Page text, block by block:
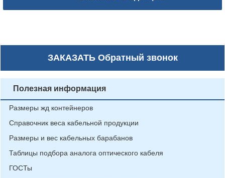
ЗАКАЗАТЬОбратный звонок
Полезная информация
Размеры жд контейнеров
Справочник веса кабельной продукции
Размеры и вес кабельных барабанов
Таблицы подбора аналога оптического кабеля
ГОСТы